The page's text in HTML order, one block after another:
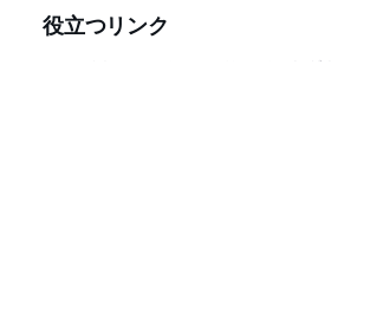
役立つリンク
AWS ドキュメント MCP サーバーをダウンロ